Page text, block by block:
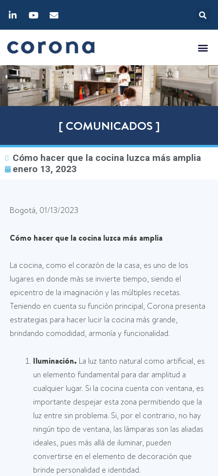
[ COMUNICADOS ]
Cómo hacer que la cocina luzca más amplia
enero 13, 2023
Bogotá, 01/13/2023
Cómo hacer que la cocina luzca más amplia
La cocina, como el corazón de la casa, es uno de los
lugares en donde más se invierte tiempo, siendo el
epicentro de la imaginación y las múltiples recetas.
Teniendo en cuenta su función principal, Corona presenta
estrategias para hacer lucir la cocina más grande,
brindando comodidad, armonía y funcionalidad.
Iluminación. La luz tanto natural como artificial, es
un elemento fundamental para dar amplitud a
cualquier lugar. Si la cocina cuenta con ventana, es
importante despejar esta zona permitiendo que la
luz entre sin problema. Si, por el contrario, no hay
ningún tipo de ventana, las lámparas son las aliadas
ideales, pues más allá de iluminar, pueden
convertirse en el elemento de decoración que
brinde personalidad e identidad.